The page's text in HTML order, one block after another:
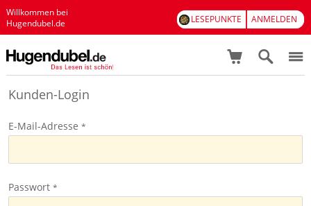
Willkommen bei
Hugendubel.de
LESEPUNKTE ANMELDEN
Kunden-Login
E-Mail-Adresse
Passwort